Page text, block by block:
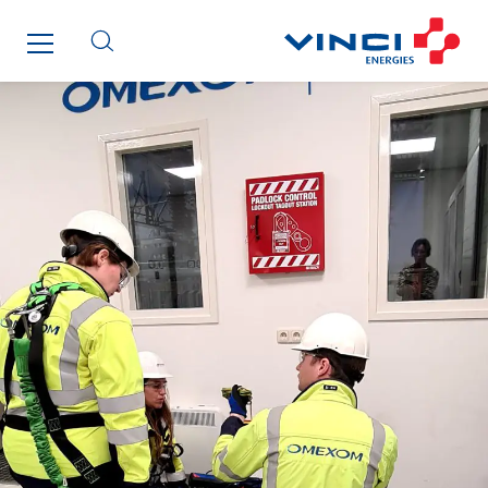
GT Vendée
GTIE Air & Défense
GTIE Armorique
GTIE Rennes
GTIE Tertiaire
Guy Chatel
Hooyberghs
I.C.Entreprises
I.F.A.T
I2R
IDF Thermic
IFAT
Imhoff